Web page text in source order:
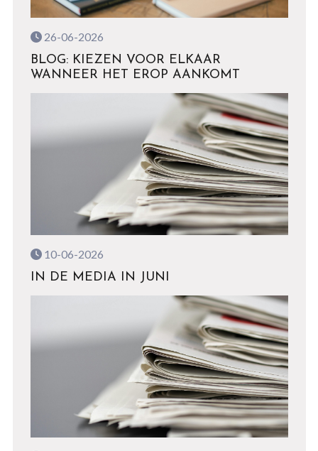
26-06-2026
BLOG: KIEZEN VOOR ELKAAR
WANNEER HET EROP AANKOMT
10-06-2026
IN DE MEDIA IN JUNI